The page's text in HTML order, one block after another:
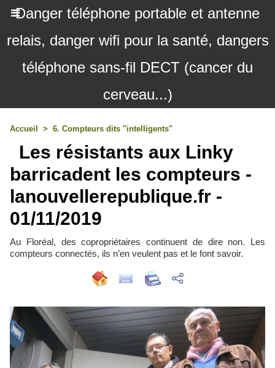
Danger téléphone portable et antenne
relais, danger wifi pour la santé, dangers
téléphone sans-fil DECT (cancer du
cerveau...)
Accueil > 6. Compteurs dits "intelligents"
Les résistants aux Linky
barricadent les compteurs -
lanouvellerepublique.fr -
01/11/2019
Au Floréal, des copropriétaires continuent de dire non. Les
compteurs connectés, ils n’en veulent pas et le font savoir.